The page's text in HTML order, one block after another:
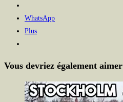
WhatsApp
Plus
Vous devriez également aimer